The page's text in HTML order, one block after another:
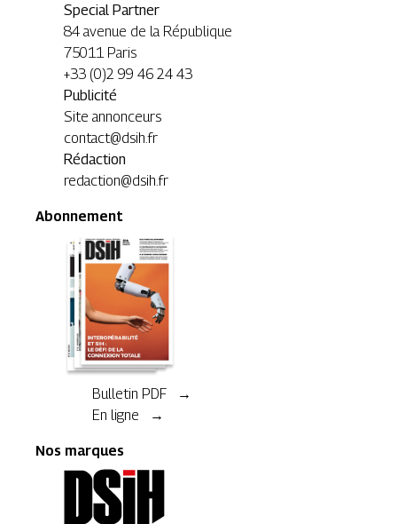
Special Partner
84 avenue de la République
75011 Paris
+33 (0)2 99 46 24 43
Publicité
Site annonceurs
contact@dsih.fr
Rédaction
redaction@dsih.fr
Abonnement
Bulletin PDF →
En ligne →
Nos marques